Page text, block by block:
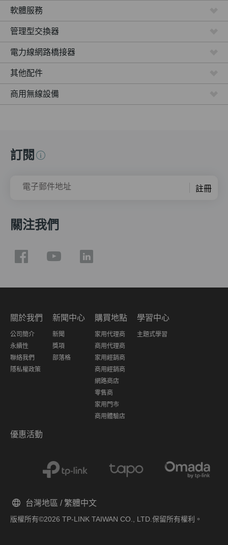
軟體服務
管理型交換器
電力線網路橋接器
其他配件
商用無線設備
訂閱
電子郵件地址 註冊
關注我們
關於我們
公司簡介
永續性
聯絡我們
隱私權政策
新聞中心
新聞
獎項
部落格
購買地點
家用代理商
商用代理商
家用經銷商
商用經銷商
網路商店
零售商
家用門市
商用體驗店
學習中心
主題式學習
優惠活動
版權所有©2026 TP-LINK TAIWAN CO., LTD.保留所有權利。
台灣地區 / 繁體中文